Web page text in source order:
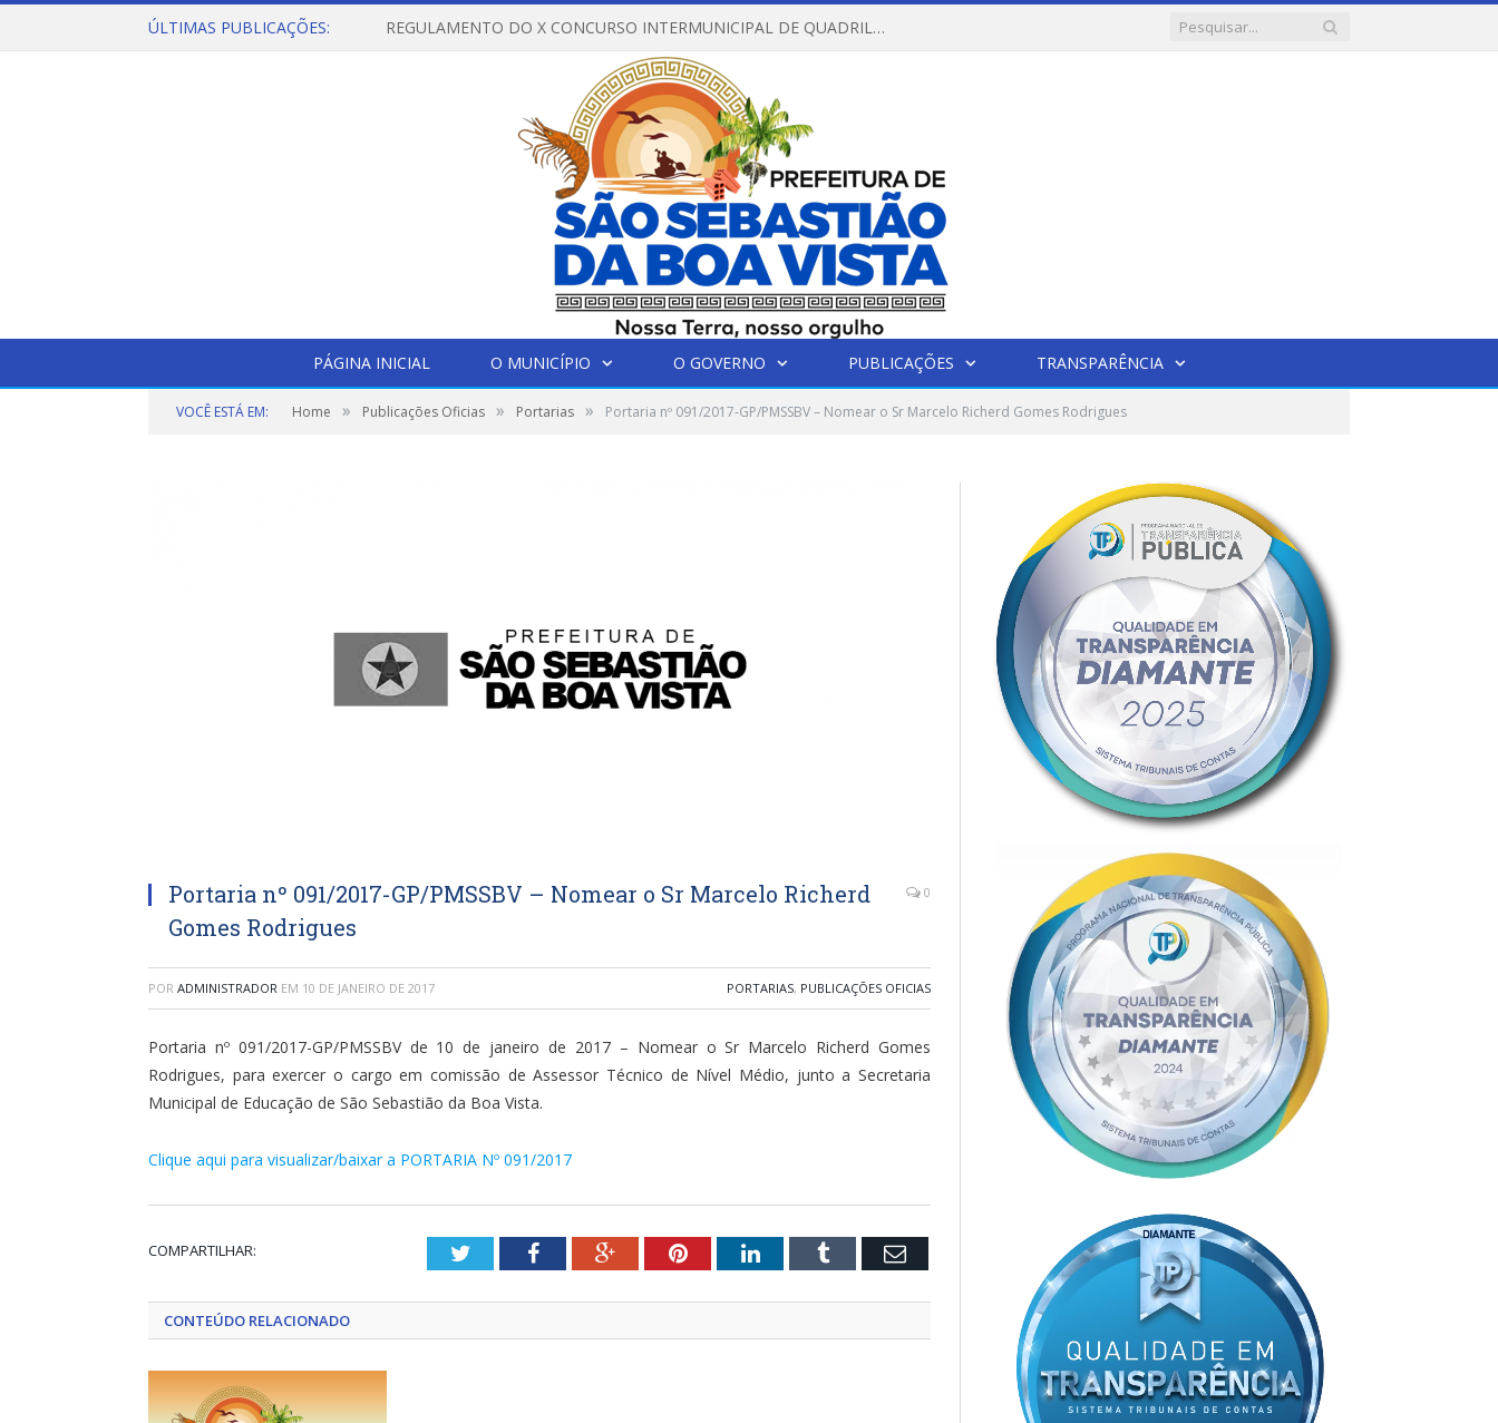
ÚLTIMAS PUBLICAÇÕES: REGULAMENTO DO X CONCURSO INTERMUNICIPAL DE QUADRILHAS JUNINAS – 2026 – ARRAIÁ DA VENEZA
PÁGINA INICIAL O MUNICÍPIO O GOVERNO PUBLICAÇÕES TRANSPARÊNCIA
VOCÊ ESTÁ EM: Home » Publicações Oficias » Portarias » Portaria nº 091/2017-GP/PMSSBV – Nomear o Sr Marcelo Richerd Gomes Rodrigues
Portaria nº 091/2017-GP/PMSSBV – Nomear o Sr Marcelo Richerd
Gomes Rodrigues
0
POR ADMINISTRADOR EM 10 DE JANEIRO DE 2017 PORTARIAS, PUBLICAÇÕES OFICIAS
Portaria nº 091/2017-GP/PMSSBV de 10 de janeiro de 2017 – Nomear o Sr Marcelo Richerd Gomes
Rodrigues, para exercer o cargo em comissão de Assessor Técnico de Nível Médio, junto a Secretaria
Municipal de Educação de São Sebastião da Boa Vista.
Clique aqui para visualizar/baixar a PORTARIA Nº 091/2017
COMPARTILHAR: TwitterFacebookGoogle+PinterestLinkedInTumblr Email
CONTEÚDO RELACIONADO